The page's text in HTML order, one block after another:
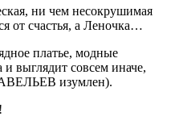
ни чем несокрушимая
от счастья, а Леночка…
платье, модные
выглядит совсем иначе,
изумлен).